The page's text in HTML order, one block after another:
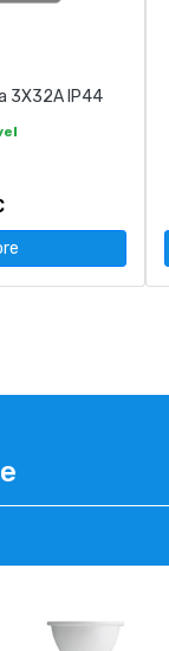
3X32A IP44